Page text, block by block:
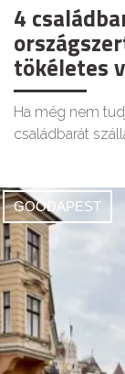
4
tökéletes
Ha még nem
családbarát
GOODAPEST